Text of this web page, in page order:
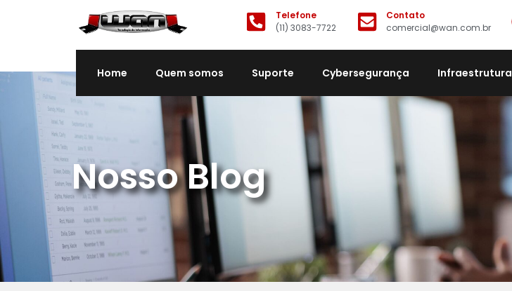
Telefone
(11) 3083-7722
Contato
comercial@wan.com.br
Home Quem somos Suporte Cybersegurança Infraestrutura
Nosso Blog